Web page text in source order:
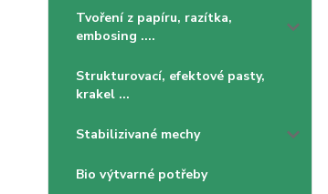
Tvoření z papíru, razítka,
embosing ....
Strukturovací, efektové pasty,
krakel ...
Stabilizivané mechy
Bio výtvarné potřeby